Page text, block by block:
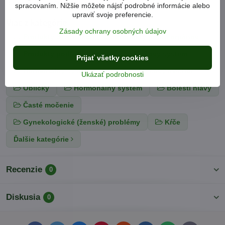
používať, ako náhrada rozmanitej stravy.
Produkty STARLIFE Produkty podľa orgánov
Produkty podľa ochorení Močový systém
Hormonálny systém - ženy Močový mechúr
Obličky Hormonálny systém Bolesti hlavy
Časté močenie
Gynekologické (ženské) problémy Kŕče
Ďalšie kategórie
Recenzie 0
Diskusia 0
spracovaním. Nižšie môžete nájsť podrobné informácie alebo
upraviť svoje preferencie.
Zásady ochrany osobných údajov
Ukázať podrobnosti
Prijať všetky cookies